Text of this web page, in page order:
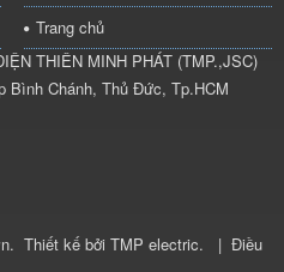
Trang chủ
THIÊN MINH PHÁT (TMP.,JSC)
Bình Chánh, Thủ Đức, Tp.HCM
. Thiết kế bởi TMP electric. | Điều